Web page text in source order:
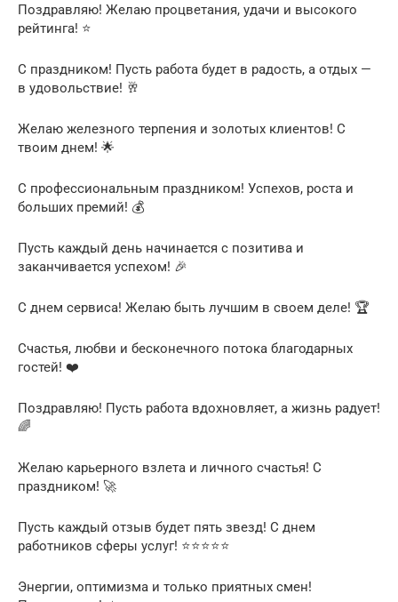
Поздравляю! Желаю процветания, удачи и высокого
рейтинга! ⭐
С праздником! Пусть работа будет в радость, а отдых —
в удовольствие! 🥂
Желаю железного терпения и золотых клиентов! С
твоим днем! 🌟
С профессиональным праздником! Успехов, роста и
больших премий! 💰
Пусть каждый день начинается с позитива и
заканчивается успехом! 🎉
С днем сервиса! Желаю быть лучшим в своем деле! 🏆
Счастья, любви и бесконечного потока благодарных
гостей! ❤️
Поздравляю! Пусть работа вдохновляет, а жизнь радует!
🌈
Желаю карьерного взлета и личного счастья! С
праздником! 🚀
Пусть каждый отзыв будет пять звезд! С днем
работников сферы услуг! ⭐⭐⭐⭐⭐
Энергии, оптимизма и только приятных смен!